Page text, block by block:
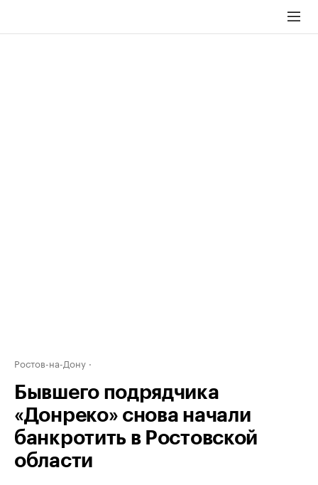
Ростов-на-Дону
Бывшего подрядчика
«Донреко» снова начали
банкротить в Ростовской
области